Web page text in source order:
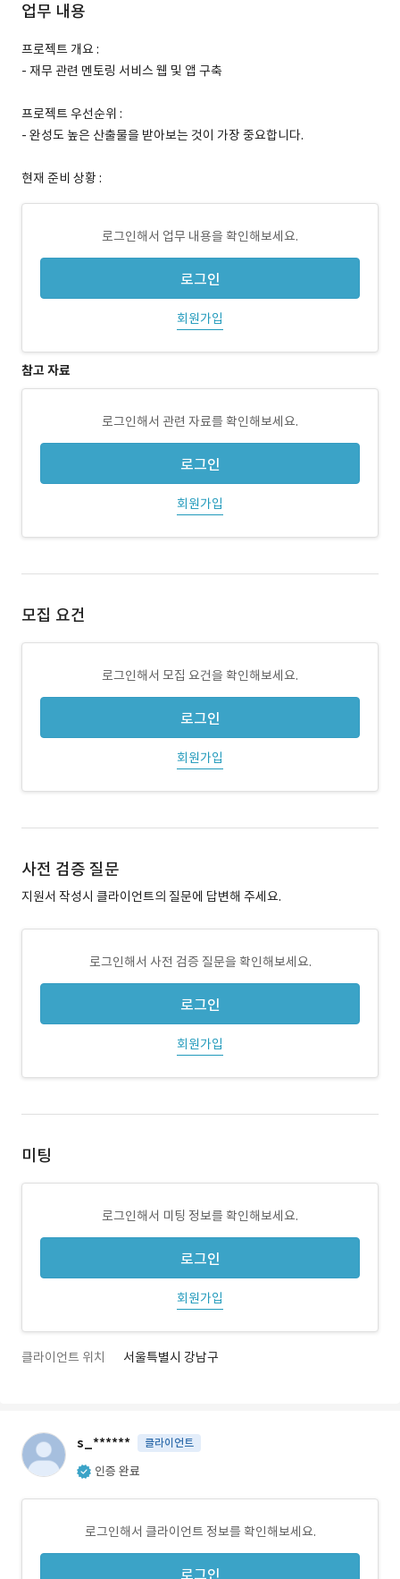
업무 내용
프로젝트 개요 :
- 재무 관련 멘토링 서비스 웹 및 앱 구축
프로젝트 우선순위 :
- 완성도 높은 산출물을 받아보는 것이 가장 중요합니다.
현재 준비 상황 :
로그인해서 업무 내용을 확인해보세요.
로그인
회원가입
참고 자료
로그인해서 관련 자료를 확인해보세요.
로그인
회원가입
모집 요건
로그인해서 모집 요건을 확인해보세요.
로그인
회원가입
사전 검증 질문
지원서 작성시 클라이언트의 질문에 답변해 주세요.
로그인해서 사전 검증 질문을 확인해보세요.
로그인
회원가입
미팅
로그인해서 미팅 정보를 확인해보세요.
로그인
회원가입
클라이언트 위치 서울특별시 강남구
s_****** 클라이언트
인증 완료
로그인해서 클라이언트 정보를 확인해보세요.
로그인